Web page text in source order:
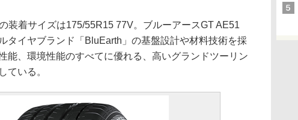
装着サイズは175/55R15 77V。ブルーアースGT AE51
タイヤブランド「BluEarth」の基盤設計や材料技術を採
能、環境性能のすべてに優れる、高いグランドツーリン
ている。